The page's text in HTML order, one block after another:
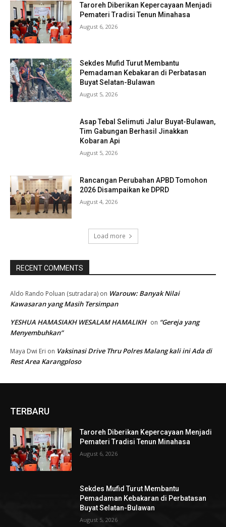
Taroreh Diberikan Kepercayaan Menjadi
Pemateri Tradisi Tenun Minahasa
August 6, 2026
Sekdes Mufid Turut Membantu
Pemadaman Kebakaran di Perbatasan
Buyat Selatan-Bulawan
August 5, 2026
Asap Tebal Selimuti Jalur Buyat-Bulawan,
Tim Gabungan Berhasil Jinakkan
Kobaran Api
August 5, 2026
Rancangan Perubahan APBD Tomohon
2026 Disampaikan ke DPRD
August 4, 2026
Load more
RECENT COMMENTS
Aldo Rando Poluan (sutradara) on Warouw: Banyak Nilai
Kawasaran yang Masih Tersimpan
YESHUA HAMASIAKH WESALAM HAMALIKH on “Gereja yang
Menyembuhkan”
Maya Dwi Eri on Vaksinasi Drive Thru Polres Malang kali ini Ada di
Rest Area Karangploso
TERBARU
Taroreh Diberikan Kepercayaan Menjadi
Pemateri Tradisi Tenun Minahasa
August 6, 2026
Sekdes Mufid Turut Membantu
Pemadaman Kebakaran di Perbatasan
Buyat Selatan-Bulawan
August 5, 2026